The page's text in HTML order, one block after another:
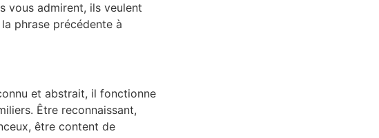
vous admirent, ils veulent
phrase précédente à
et abstrait, il fonctionne
Être reconnaissant,
être content de